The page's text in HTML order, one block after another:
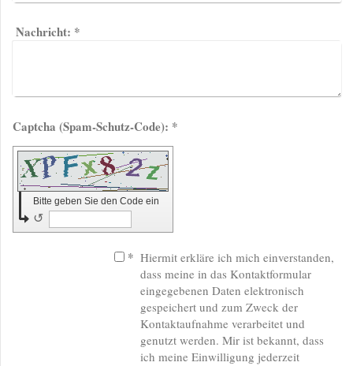
Nachricht: *
Captcha (Spam-Schutz-Code): *
Bitte geben Sie den Code ein
↺
* Hiermit erkläre ich mich einverstanden,
dass meine in das Kontaktformular
eingegebenen Daten elektronisch
gespeichert und zum Zweck der
Kontaktaufnahme verarbeitet und
genutzt werden. Mir ist bekannt, dass
ich meine Einwilligung jederzeit